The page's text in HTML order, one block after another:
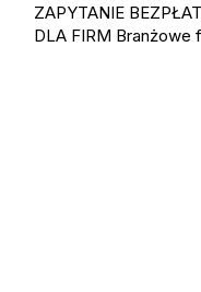
ZAPYTANIE
DLA FIRM Branżowe